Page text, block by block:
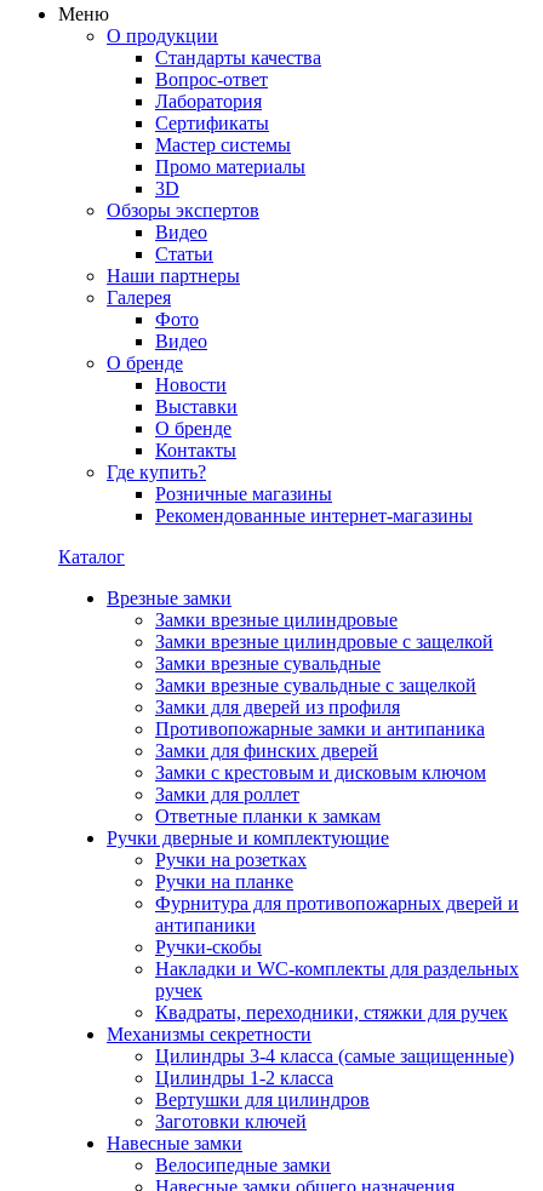
Меню
О продукции
Стандарты качества
Вопрос-ответ
Лаборатория
Сертификаты
Мастер системы
Промо материалы
3D
Обзоры экспертов
Видео
Статьи
Наши партнеры
Галерея
Фото
Видео
О бренде
Новости
Выставки
О бренде
Контакты
Где купить?
Розничные магазины
Рекомендованные интернет-магазины
Каталог
Врезные замки
Замки врезные цилиндровые
Замки врезные цилиндровые с защелкой
Замки врезные сувальдные
Замки врезные сувальдные с защелкой
Замки для дверей из профиля
Противопожарные замки и антипаника
Замки для финских дверей
Замки с крестовым и дисковым ключом
Замки для роллет
Ответные планки к замкам
Ручки дверные и комплектующие
Ручки на розетках
Ручки на планке
Фурнитура для противопожарных дверей и
антипаники
Ручки-скобы
Накладки и WC-комплекты для раздельных
ручек
Квадраты, переходники, стяжки для ручек
Механизмы секретности
Цилиндры 3-4 класса (самые защищенные)
Цилиндры 1-2 класса
Вертушки для цилиндров
Заготовки ключей
Навесные замки
Велосипедные замки
Навесные замки общего назначения